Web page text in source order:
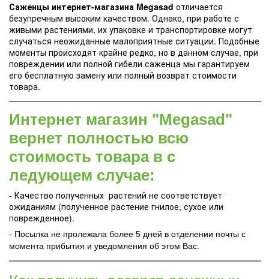
Саженцы интернет-магазина Megasad отличается
безупречным высоким качеством. Однако, при работе с
живыми растениями, их упаковке и транспортировке могут
случаться неожиданные малоприятные ситуации. Подобные
моменты происходят крайне редко, но в данном случае, при
повреждении или полной гибели саженца мы гарантируем
его бесплатную замену или полный возврат стоимости
товара.
Интернет магазин "Megasad"
вернет полностью всю
стоимость товара в с
ледующем случае:
- Качество полученных растений не соответствует
ожиданиям (полученное растение гнилое, сухое или
поврежденное).
- Посылка не пролежала более 5 дней в отделении почты с
момента прибытия и уведомления об этом Вас.